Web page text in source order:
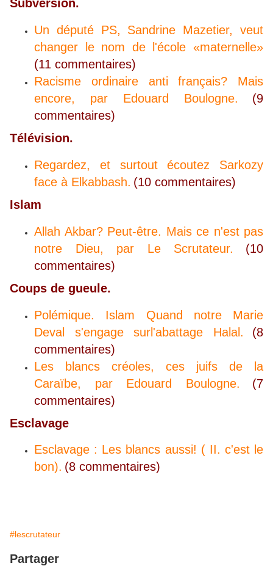
Subversion.
Un député PS, Sandrine Mazetier, veut
changer le nom de l'école «maternelle»
(11 commentaires)
Racisme ordinaire anti français? Mais
encore, par Edouard Boulogne.
(9
commentaires)
Télévision.
Regardez, et surtout écoutez Sarkozy
face à Elkabbash. (10 commentaires)
Islam
Allah Akbar? Peut-être. Mais ce n'est pas
notre Dieu, par Le Scrutateur.
(10
commentaires)
Coups de gueule.
Polémique. Islam Quand notre Marie
Deval s'engage surl'abattage Halal.
(8
commentaires)
Les blancs créoles, ces juifs de la
Caraïbe, par Edouard Boulogne.
(7
commentaires)
Esclavage
Esclavage : Les blancs aussi! ( II. c'est le
bon). (8 commentaires)
#lescrutateur
Partager